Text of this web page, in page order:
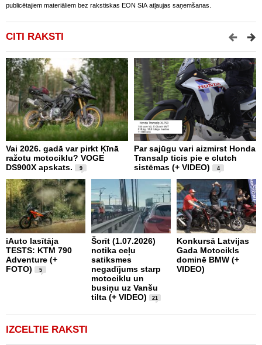
publicētajiem materiāliem bez rakstiskas EON SIA atļaujas saņemšanas.
CITI RAKSTI
Vai 2026. gadā var pirkt Ķīnā
ražotu motociklu? VOGE
DS900X apskats.
9
Par sajūgu vari aizmirst Honda
Transalp ticis pie e clutch
sistēmas (+ VIDEO)
4
iAuto lasītāja
TESTS: KTM 790
Adventure (+
FOTO)
5
Šorīt (1.07.2026)
notika ceļu
satiksmes
negadījums starp
motociklu un
busiņu uz Vanšu
tilta (+ VIDEO)
21
Konkursā Latvijas
Gada Motocikls
dominē BMW (+
VIDEO)
IZCELTIE RAKSTI